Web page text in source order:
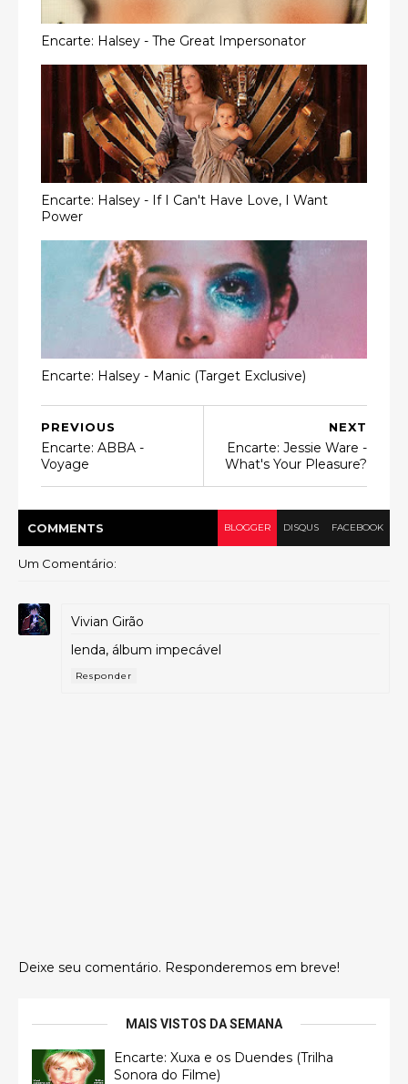
Encarte: Halsey - The Great Impersonator
Encarte: Halsey - If I Can't Have Love, I Want
Power
Encarte: Halsey - Manic (Target Exclusive)
NEXT
Encarte: Jessie Ware -
What's Your Pleasure?
PREVIOUS
Encarte: ABBA -
Voyage
COMMENTS BLOGGER DISQUS FACEBOOK
Um Comentário:
Vivian Girão
lenda, álbum impecável
Responder
Deixe seu comentário. Responderemos em breve!
MAIS VISTOS DA SEMANA
Encarte: Xuxa e os Duendes (Trilha
Sonora do Filme)